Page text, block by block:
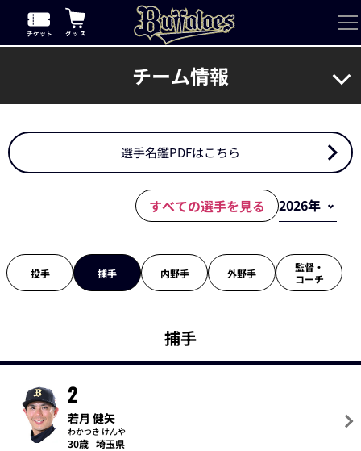
チーム情報
選手名鑑PDFはこちら
すべての選手を見る
投手 捕手 内野手 外野手
監督・
コーチ
捕手
2
若月 健矢
わかつき けんや
30歳 埼玉県